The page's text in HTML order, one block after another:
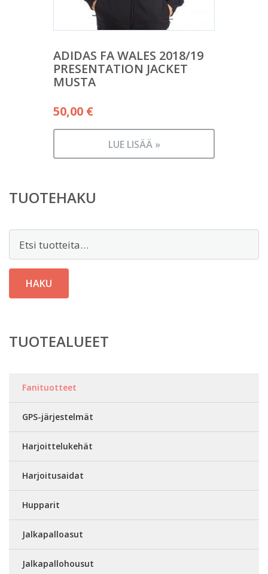
ADIDAS FA WALES 2018/19
PRESENTATION JACKET
MUSTA
50,00 €
LUE LISÄÄ »
TUOTEHAKU
HAKU
TUOTEALUEET
Fanituotteet
GPS-järjestelmät
Harjoittelukehät
Harjoitusaidat
Hupparit
Jalkapalloasut
Jalkapallohousut